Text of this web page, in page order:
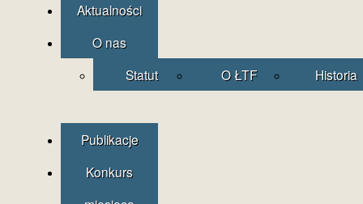
Aktualności
O nas
Statut
O ŁTF Historia
Publikacje
Konkurs